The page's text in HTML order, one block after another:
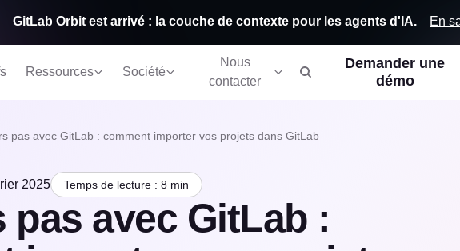
Ressources Société
Nous
contacter
Demander une
démo
GitLab Orbit est arrivé : la couche de contexte pour les agents d'IA. En
pas avec GitLab : comment importer vos projets dans GitLab
2025 Temps de lecture : 8 min
pas avec GitLab :